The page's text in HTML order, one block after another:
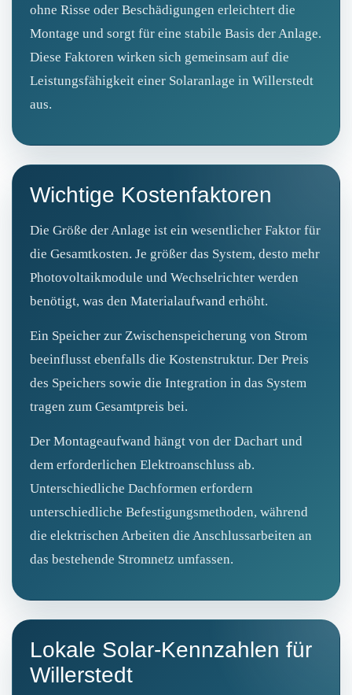
ohne Risse oder Beschädigungen erleichtert die
Montage und sorgt für eine stabile Basis der Anlage.
Diese Faktoren wirken sich gemeinsam auf die
Leistungsfähigkeit einer Solaranlage in Willerstedt
aus.
Wichtige Kostenfaktoren
Die Größe der Anlage ist ein wesentlicher Faktor für
die Gesamtkosten. Je größer das System, desto mehr
Photovoltaikmodule und Wechselrichter werden
benötigt, was den Materialaufwand erhöht.
Ein Speicher zur Zwischenspeicherung von Strom
beeinflusst ebenfalls die Kostenstruktur. Der Preis
des Speichers sowie die Integration in das System
tragen zum Gesamtpreis bei.
Der Montageaufwand hängt von der Dachart und
dem erforderlichen Elektroanschluss ab.
Unterschiedliche Dachformen erfordern
unterschiedliche Befestigungsmethoden, während
die elektrischen Arbeiten die Anschlussarbeiten an
das bestehende Stromnetz umfassen.
Lokale Solar-Kennzahlen für
Willerstedt